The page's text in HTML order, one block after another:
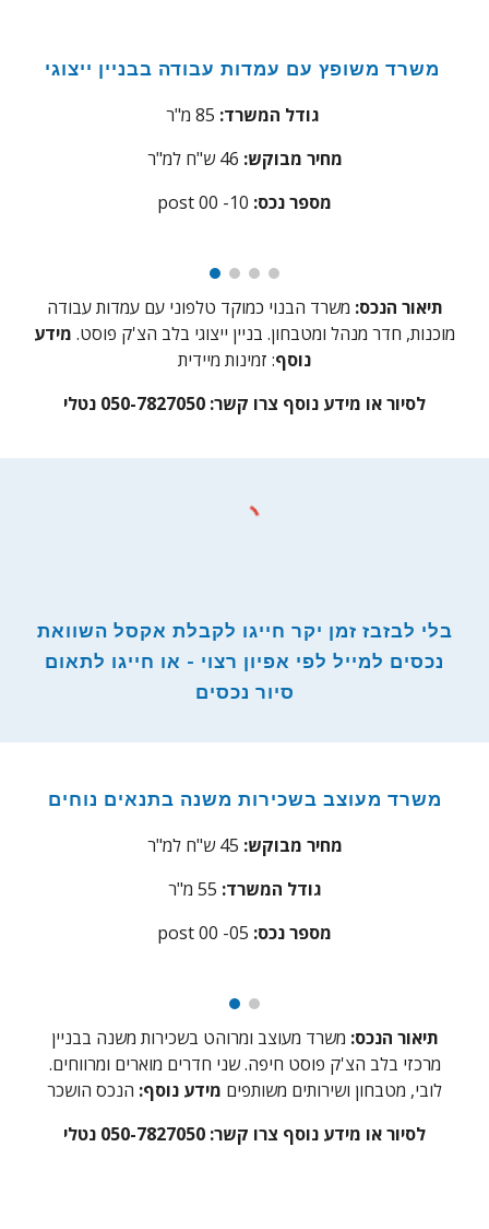
גודל המשרד: 85
מחיר מבוקש:
post 00 -10 :מספר נכס
תיאור הנכס: משרד הבנוי כמוקד טלפוני עם עמדות עבודה
מוכנות, חדר מנהל ומטבחון. בניין ייצוגי בלב הצ'ק פוסט. מידע
נוסף: זמינות מיידית
לסיור או מידע נוסף צרו קשר: 050-7827050 נטלי
בלי לבזבז זמן יקר חייגו לקבלת אקסל השוואת
נכסים למייל לפי אפיון רצוי - או חייגו לתאום
סיור נכסים
משרד מעוצב בשכירות משנה בתנאים נוחים
מחיר מבוקש: 45ש"ח למ"ר
גודל המשרד: 55 מ"ר
post 00 -05 :מספר נכס
תיאור הנכס: משרד מעוצב ומרוהט בשכירות משנה בבניין
מרכזי בלב הצ'ק פוסט חיפה. שני חדרים מוארים ומרווחים.
לובי, מטבחון ושירותים משותפים מידע נוסף: הנכס הושכר
לסיור או מידע נוסף צרו קשר: 050-7827050 נטלי